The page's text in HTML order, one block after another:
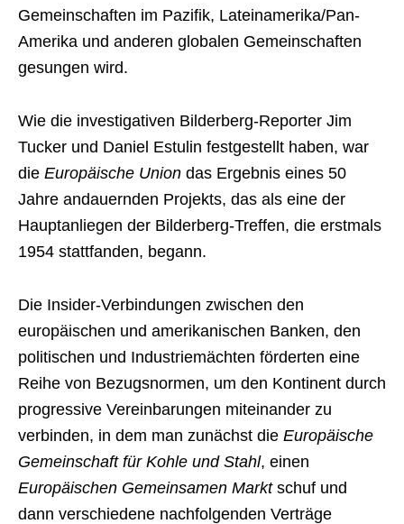
Gemeinschaften im Pazifik, Lateinamerika/Pan-
Amerika und anderen globalen Gemeinschaften
gesungen wird.
Wie die investigativen Bilderberg-Reporter Jim
Tucker und Daniel Estulin festgestellt haben, war
die Europäische Union das Ergebnis eines 50
Jahre andauernden Projekts, das als eine der
Hauptanliegen der Bilderberg-Treffen, die erstmals
1954 stattfanden, begann.
Die Insider-Verbindungen zwischen den
europäischen und amerikanischen Banken, den
politischen und Industriemächten förderten eine
Reihe von Bezugsnormen, um den Kontinent durch
progressive Vereinbarungen miteinander zu
verbinden, in dem man zunächst die Europäische
Gemeinschaft für Kohle und Stahl, einen
Europäischen Gemeinsamen Marktschuf und
dann verschiedene nachfolgenden Verträge